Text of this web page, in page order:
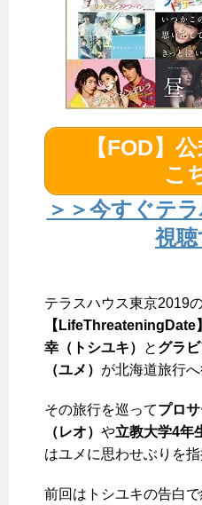
【FOD】
こ
＞＞今すぐテ
視
テラスハウス東京2019
【LifeThreateningDate】
幸（トシユキ）
と グラ
（ユメ） が北海道旅行へ
その旅行を巡ってプロ
（レオ） や立教大学4年
はユメに思わせぶりを指
前回はトシユキの告白